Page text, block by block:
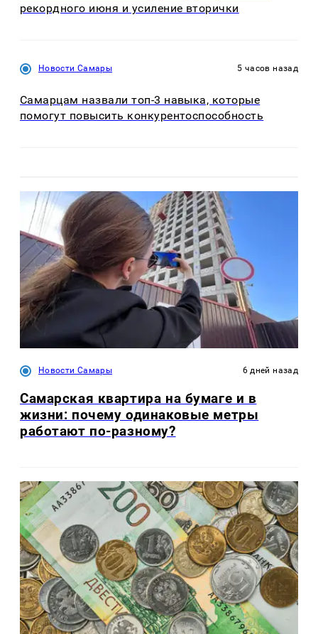
рекордного июня и усиление вторички
Новости Самары 5 часов назад
Самарцам назвали топ-3 навыка, которые
помогут повысить конкурентоспособность
Новости Самары 6 дней назад
Самарская квартира на бумаге и в
жизни: почему одинаковые метры
работают по-разному?